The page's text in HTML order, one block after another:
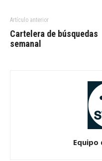
Artículo anterior
Cartelera de búsquedas
semanal
Equipo